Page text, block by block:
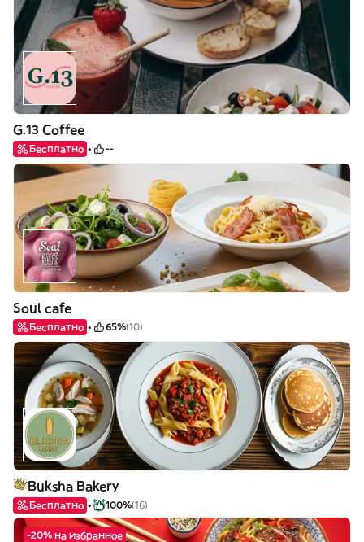
G.13 Coffee
Бесплатно --
Soul cafe
Бесплатно 65%(10)
Buksha Bakery
Бесплатно 100%(16)
-20% на избранное